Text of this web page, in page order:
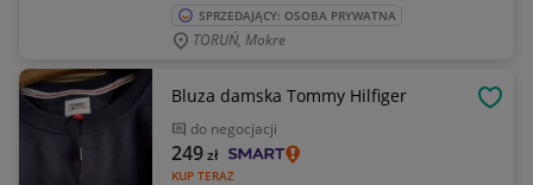
SPRZEDAJĄCY: OSOBA PRYWATNA
TORUŃ, Mokre
Bluza damska Tommy Hilfiger
do negocjacji
KUP TERAZ
249zł